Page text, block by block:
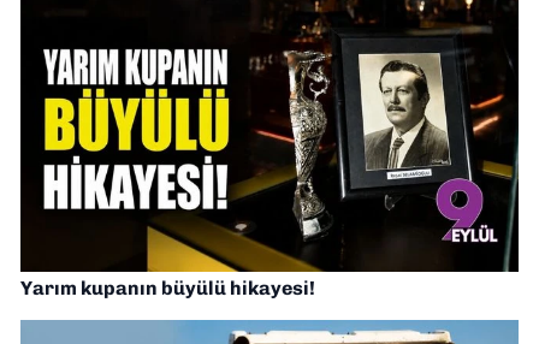
Yarım kupanın büyülü hikayesi!